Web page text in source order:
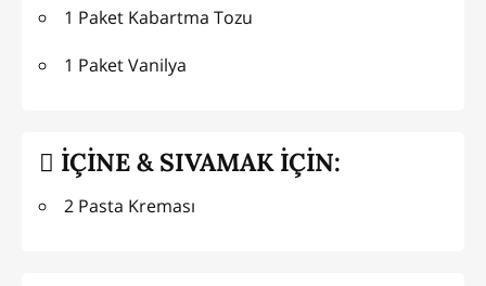
1 Paket Kabartma Tozu
1 Paket Vanilya
İÇİNE & SIVAMAK İÇİN:
2 Pasta Kreması